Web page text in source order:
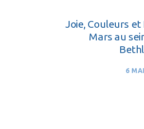
Joie, Couleurs et
Mars au
6